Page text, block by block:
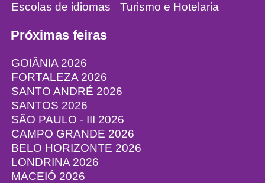
Escolas de idiomas
Turismo e Hotelaria
Próximas feiras
GOIÂNIA 2026
FORTALEZA 2026
SANTO ANDRÉ 2026
SANTOS 2026
SÃO PAULO - III 2026
CAMPO GRANDE 2026
BELO HORIZONTE 2026
LONDRINA 2026
MACEIÓ 2026